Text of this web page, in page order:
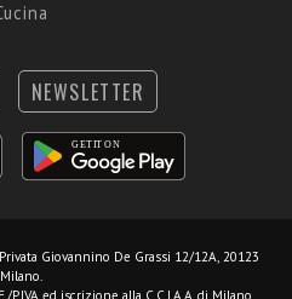
NEWSLETTER
Giovannino De Grassi 12/12A, 20123
Milano.
P.IVA ed iscrizione alla C.C.I.A.A. di Milano